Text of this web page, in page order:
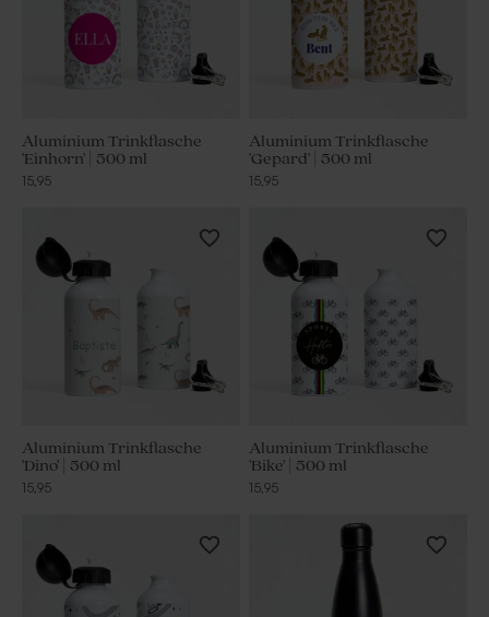
Aluminium Trinkflasche
'Einhorn' | 500 ml
15,95
Aluminium Trinkflasche
'Gepard' | 500 ml
15,95
Aluminium Trinkflasche
'Dino' | 500 ml
15,95
Aluminium Trinkflasche
'Bike' | 500 ml
15,95